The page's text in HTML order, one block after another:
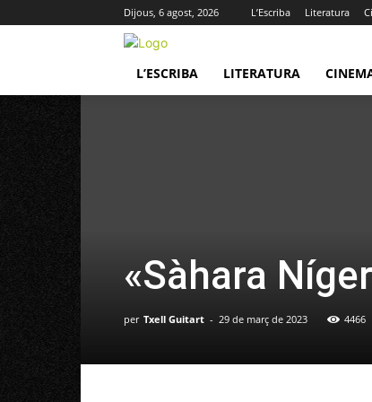
Dijous, 6 agost, 2026 L’Escriba Literatura
L’ESCRIBA LITERATURA
«Sàhara
per Txell Guitart - 29 de març de 2023 4466